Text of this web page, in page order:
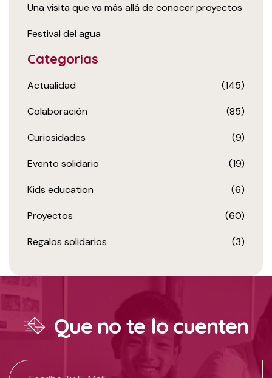
Una visita que va más allá de conocer proyectos
Festival del agua
Categorias
Actualidad (145)
Colaboración (85)
Curiosidades (9)
Evento solidario (19)
Kids education (6)
Proyectos (60)
Regalos solidarios (3)
Que no te lo cuenten